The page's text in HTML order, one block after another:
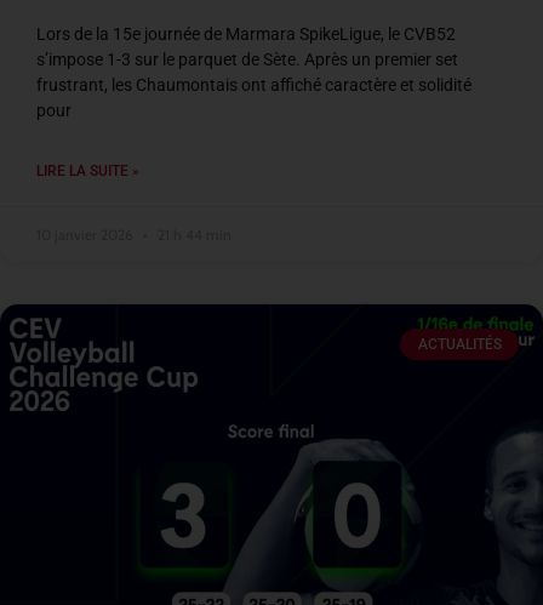
Lors de la 15e journée de Marmara SpikeLigue, le CVB52
s’impose 1-3 sur le parquet de Sète. Après un premier set
frustrant, les Chaumontais ont affiché caractère et solidité
pour
LIRE LA SUITE »
ACTUALITÉS